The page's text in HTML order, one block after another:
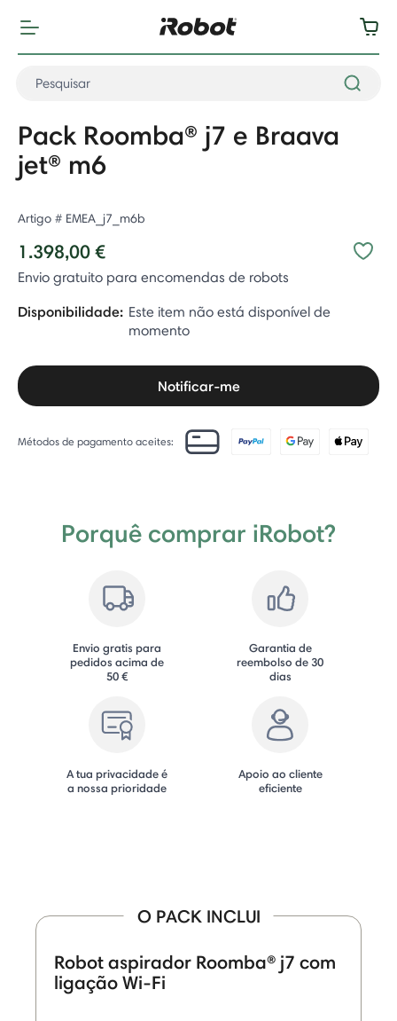
Pack Roomba® j7 e Braava
jet® m6
Artigo # EMEA_j7_m6b
1.398,00 €
Envio gratuito para encomendas de robots
Disponibilidade: Este item não está disponível de
momento
Notificar-me
Métodos de pagamento aceites:
Porquê comprar iRobot?
Envio gratis para
pedidos acima de
50 €
Garantia de
reembolso de 30
dias
A tua privacidade é
a nossa prioridade
Apoio ao cliente
eficiente
O PACK INCLUI
Robot aspirador Roomba® j7 com
ligação Wi-Fi